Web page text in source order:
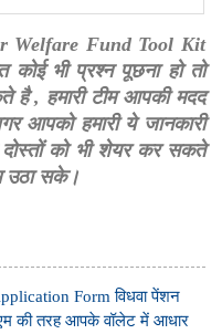
Welfare Fund Tool Kit
भी प्रश्न पूछना हो तो
, हमारी टीम आपकी मदद
आपको हमारी ये जानकारी
को भी शेयर कर सकते
उठा सके।
Form विधवा पेंशन
की तरह आपके वॉलेट में आधार